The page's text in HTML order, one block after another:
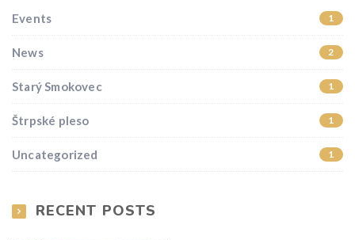
Events 1
News 2
Starý Smokovec 1
Štrpské pleso 1
Uncategorized 1
RECENT POSTS